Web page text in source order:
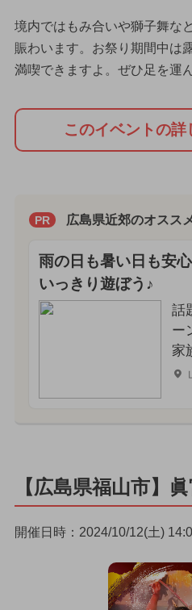
境内ではもみ合いや獅子舞な
賑わいます。お祭り期間中は
満喫できますよ。ぜひ足を運
このイベントの詳
PR 広島県近郊のオスス
雨の日も暑い日も安
いっきり遊ぼう♪
話
ー
家
【広島県福山市】
開催日時：2024/10/12(土)